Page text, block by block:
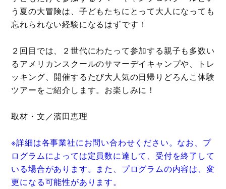
う夏の大冒険は、子どもたちにとって大人になっても
忘れられない経験になるはずです！
２回目では、２世代にわたって参加する親子も多数い
るアメリカンスクールのサマーデイキャンプや、トレ
ッキング、開催するたび大人気の日帰りどろんこ体験
ツアーをご紹介します。お楽しみに！
取材・文／濱田恵理
※詳細は各事業社にお問い合わせください。なお、プ
ログラムによっては定員数に達して、受付を終了して
いる場合があります。また、プログラムの内容は、変
更になる可能性があります。